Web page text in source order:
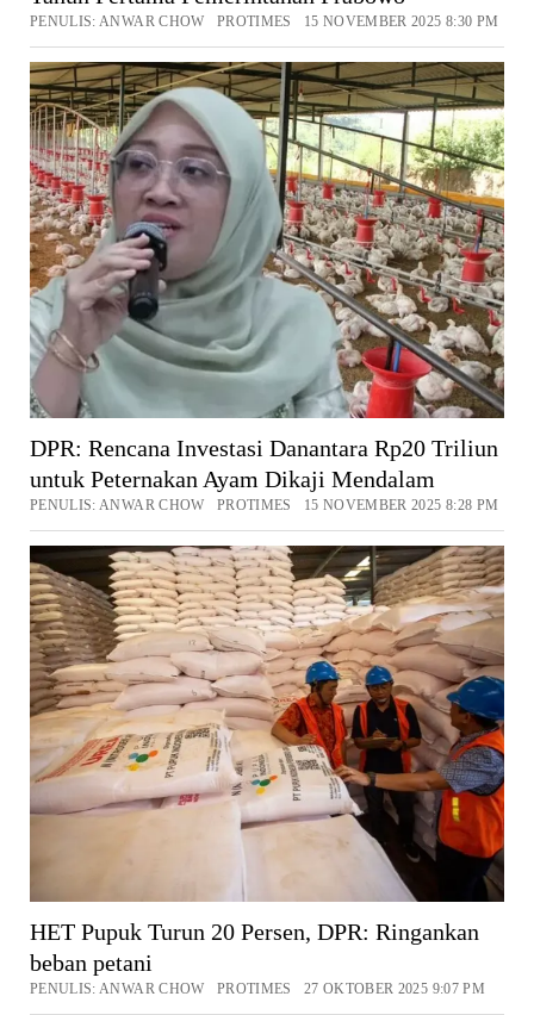
PENULIS: ANWAR CHOW PROTIMES 15 NOVEMBER 2025 8:30 PM
DPR: Rencana Investasi Danantara Rp20 Triliun
untuk Peternakan Ayam Dikaji Mendalam
PENULIS: ANWAR CHOW PROTIMES 15 NOVEMBER 2025 8:28 PM
HET Pupuk Turun 20 Persen, DPR: Ringankan
beban petani
PENULIS: ANWAR CHOW PROTIMES 27 OKTOBER 2025 9:07 PM